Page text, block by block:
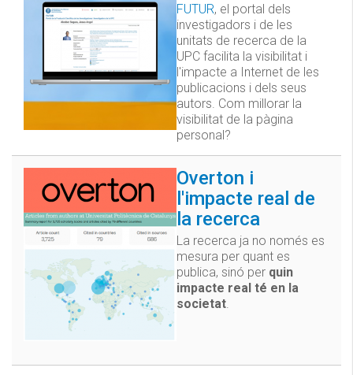
FUTUR, el portal dels
investigadors i de les
unitats de recerca de la
UPC facilita la visibilitat i
l'impacte a Internet de les
publicacions i dels seus
autors. Com millorar la
visibilitat de la pàgina
personal?
Overton i
l'impacte real de
la recerca
La recerca ja no només es
mesura per quant es
publica, sinó per quin
impacte real té en la
societat